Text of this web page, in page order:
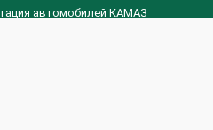
автомобилей КАМАЗ